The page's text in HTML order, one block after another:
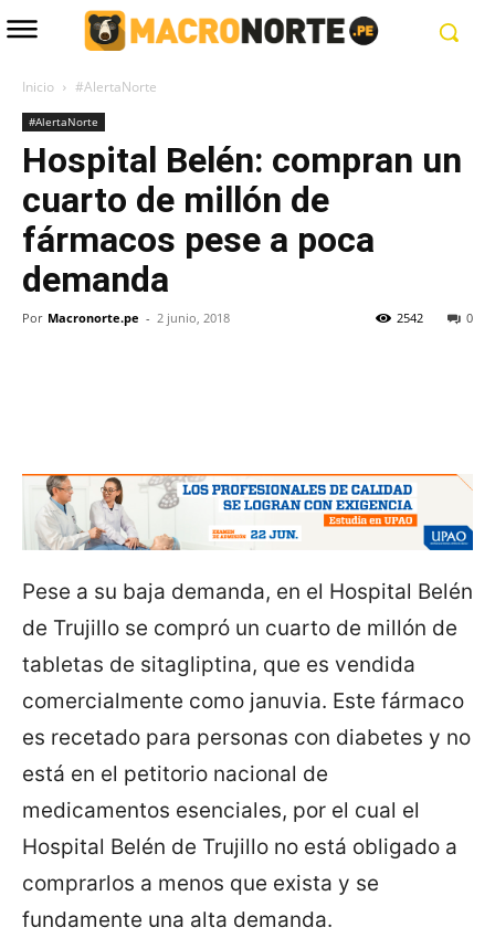
Inicio #AlertaNorte
#AlertaNorte
Hospital Belén: compran un
cuarto de millón de
fármacos pese a poca
demanda
Por Macronorte.pe - 2 junio, 2018 0
2542
Pese a su baja demanda, en el Hospital Belén
de Trujillo se compró un cuarto de millón de
tabletas de sitagliptina, que es vendida
comercialmente como januvia. Este fármaco
es recetado para personas con diabetes y no
está en el petitorio nacional de
medicamentos esenciales, por el cual el
Hospital Belén de Trujillo no está obligado a
comprarlos a menos que exista y se
fundamente una alta demanda.